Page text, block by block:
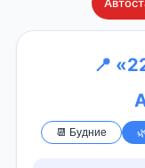
📍
📆 Будние